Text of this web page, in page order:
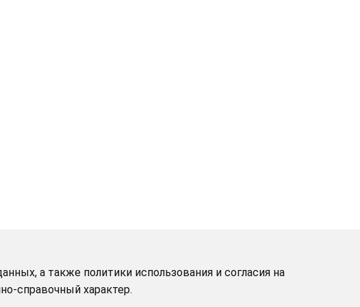
а также политики использования и согласия на
справочный характер.